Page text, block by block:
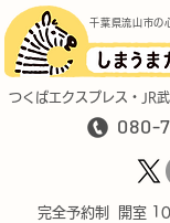
完全予約制 開室
080-
千葉県流山市の
つくばエクスプレス・JR